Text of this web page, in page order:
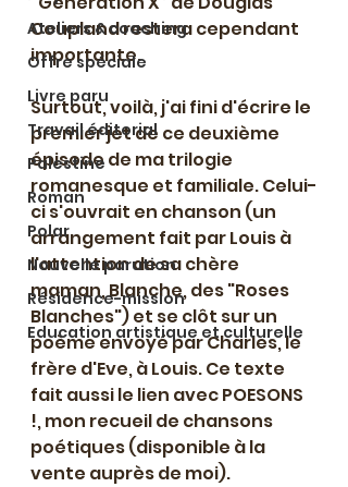
Ateliers & coaching
Offre spéciale
Livre paru
Travail éditorial
Palestine
Roman
Polar
Nouvelle parution
Résidence-mission
Education artistique et culturelle
Coupland restera cependant
importante.
Surtout, voilà, j'ai fini d'écrire le
premier jet de ce deuxième
épisode de ma trilogie
romanesque et familiale. Celui-
ci s'ouvrait en chanson (un
arrangement fait par Louis à
l'attention de sa chère
maman, Blanche, des "Roses
Blanches") et se clôt sur un
poème envoyé par Charles, le
frère d'Eve, à Louis. Ce texte
fait aussi le lien avec POESONS
!, mon recueil de chansons
poétiques (disponible à la
vente auprès de moi).